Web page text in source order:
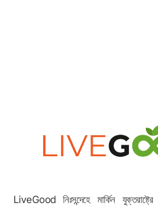
LiveGood নিঃসন্দেহে মার্কিন